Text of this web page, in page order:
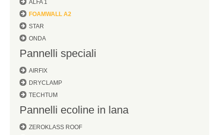
ALFA 1
FOAMWALL A2
STAR
ONDA
Pannelli speciali
AIRFIX
DRYCLAMP
TECHTUM
Pannelli ecoline in lana
ZEROKLASS ROOF